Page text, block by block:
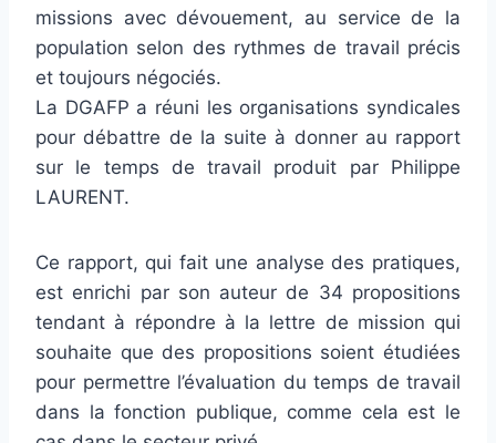
missions avec dévouement, au service de la
population selon des rythmes de travail précis
et toujours négociés.
La DGAFP a réuni les orga­ni­sa­tions syn­di­ca­les
pour débat­tre de la suite à donner au rap­port
sur le temps de tra­vail pro­duit par Philippe
LAURENT.
Ce rap­port, qui fait une ana­lyse des pra­ti­ques,
est enri­chi par son auteur de 34 pro­po­si­tions
ten­dant à répon­dre à la lettre de mis­sion qui
sou­haite que des pro­po­si­tions soient étudiées
pour per­met­tre l’évaluation du temps de tra­vail
dans la fonc­tion publi­que, comme cela est le